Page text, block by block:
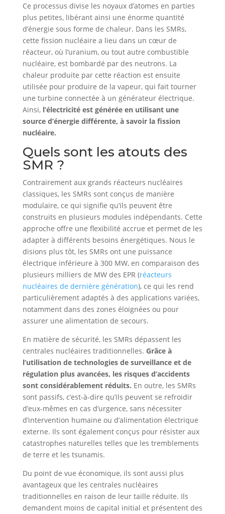
Ce processus divise les noyaux d’atomes en parties
plus petites, libérant ainsi une énorme quantité
d’énergie sous forme de chaleur. Dans les SMRs,
cette fission nucléaire a lieu dans un cœur de
réacteur, où l’uranium, ou tout autre combustible
nucléaire, est bombardé par des neutrons. La
chaleur produite par cette réaction est ensuite
utilisée pour produire de la vapeur, qui fait tourner
une turbine connectée à un générateur électrique.
Ainsi, l’électricité est générée en utilisant une
source d’énergie différente, à savoir la fission
nucléaire.
Quels sont les atouts des
SMR ?
Contrairement aux grands réacteurs nucléaires
classiques, les SMRs sont conçus de manière
modulaire, ce qui signifie qu’ils peuvent être
construits en plusieurs modules indépendants. Cette
approche offre une flexibilité accrue et permet de les
adapter à différents besoins énergétiques. Nous le
disions plus tôt, les SMRs ont une puissance
électrique inférieure à 300 MW, en comparaison des
plusieurs milliers de MW des EPR (réacteurs
nucléaires de dernière génération), ce qui les rend
particulièrement adaptés à des applications variées,
notamment dans des zones éloignées ou pour
assurer une alimentation de secours.
En matière de sécurité, les SMRs dépassent les
centrales nucléaires traditionnelles. Grâce à
l’utilisation de technologies de surveillance et de
régulation plus avancées, les risques d’accidents
sont considérablement réduits. En outre, les SMRs
sont passifs, c’est-à-dire qu’ils peuvent se refroidir
d’eux-mêmes en cas d’urgence, sans nécessiter
d’intervention humaine ou d’alimentation électrique
externe. Ils sont également conçus pour résister aux
catastrophes naturelles telles que les tremblements
de terre et les tsunamis.
Du point de vue économique, ils sont aussi plus
avantageux que les centrales nucléaires
traditionnelles en raison de leur taille réduite. Ils
demandent moins de capital initial et présentent des